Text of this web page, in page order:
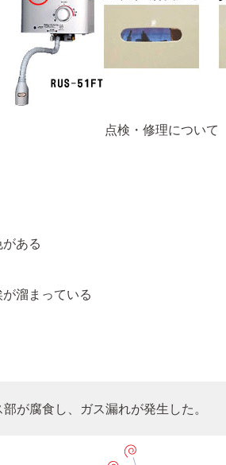
点検・修理について
ある
溜まっている
が腐食し、ガス漏れが発生した。